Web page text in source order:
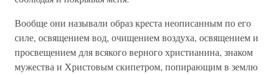
Вообще они называли образ креста неописанным по его
силе, освящением вод, очищением воздуха, освящением и
просвещением для всякого верного христианина, знаком
мужества и Христовым скипетром, попирающим в землю